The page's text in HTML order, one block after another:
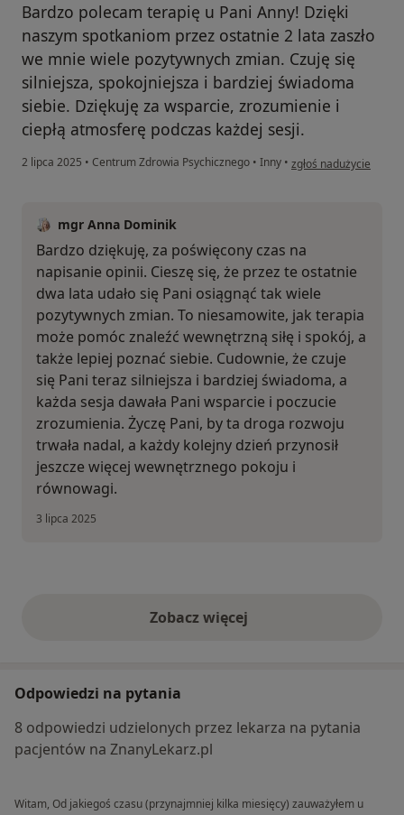
Bardzo polecam terapię u Pani Anny! Dzięki
naszym spotkaniom przez ostatnie 2 lata zaszło
we mnie wiele pozytywnych zmian. Czuję się
silniejsza, spokojniejsza i bardziej świadoma
siebie. Dziękuję za wsparcie, zrozumienie i
ciepłą atmosferę podczas każdej sesji.
2 lipca 2025 • Centrum Zdrowia Psychicznego • Inny • w opinii użytkownika
zgłoś nadużycie
mgr Anna Dominik
Bardzo dziękuję, za poświęcony czas na
napisanie opinii. Cieszę się, że przez te ostatnie
dwa lata udało się Pani osiągnąć tak wiele
pozytywnych zmian. To niesamowite, jak terapia
może pomóc znaleźć wewnętrzną siłę i spokój, a
także lepiej poznać siebie. Cudownie, że czuje
się Pani teraz silniejsza i bardziej świadoma, a
każda sesja dawała Pani wsparcie i poczucie
zrozumienia. Życzę Pani, by ta droga rozwoju
trwała nadal, a każdy kolejny dzień przynosił
jeszcze więcej wewnętrznego pokoju i
równowagi.
3 lipca 2025
Zobacz więcejopinie powyżej
Odpowiedzi na pytania
8 odpowiedzi udzielonych przez lekarza na pytania
pacjentów na ZnanyLekarz.pl
Witam, Od jakiegoś czasu (przynajmniej kilka miesięcy) zauważyłem u